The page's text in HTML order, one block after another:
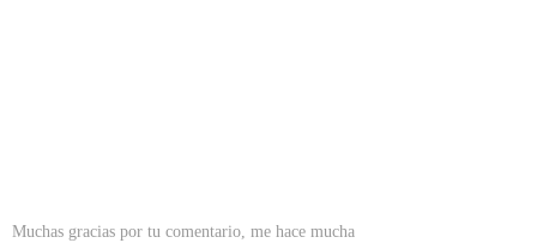
Muchas gracias por tu comentario, me hace mucha